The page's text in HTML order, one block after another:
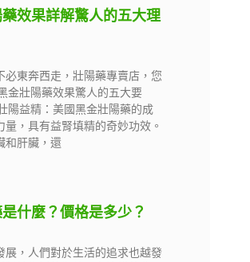
效果詳解驚人的五大理
必東奔西走，壯陽藥專賣店，您
金壯陽藥效果驚人的五大要
陽益精：美國黑金壯陽藥的成
量，具有益腎填精的奇妙功效。
和肝臟，還
什麼？價格是多少？
展，人們對於生活的追求也越發